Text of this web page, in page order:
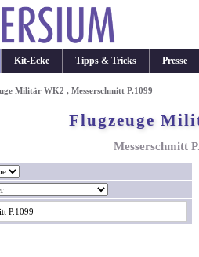
Kit-Ecke Tipps & Tricks Presse
Militär WK2 , Messerschmitt P.1099
Flugzeuge
Messerschmitt